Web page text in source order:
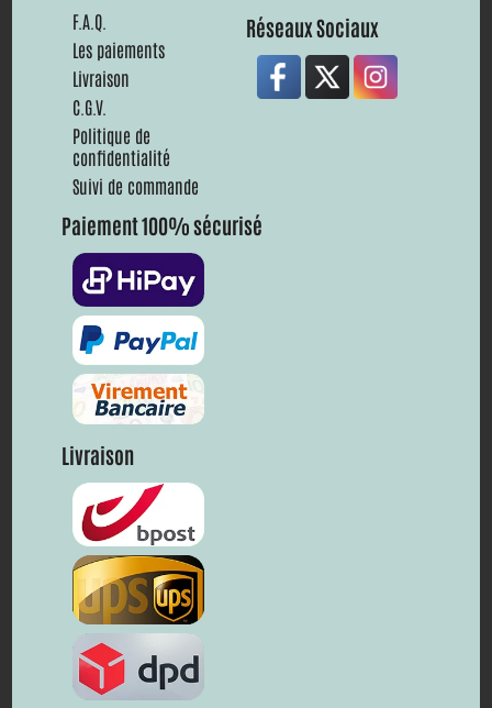
F.A.Q.
Les paiements
Livraison
C.G.V.
Politique de
confidentialité
Suivi de commande
Réseaux Sociaux
Paiement 100% sécurisé
Livraison